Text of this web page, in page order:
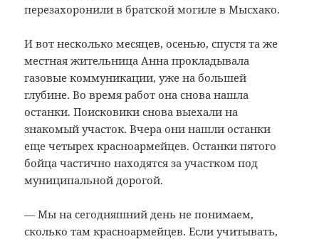
перезахоронили в братской могиле в Мысхако.
И вот несколько месяцев, осенью, спустя та же
местная жительница Анна прокладывала
газовые коммуникации, уже на большей
глубине. Во время работ она снова нашла
останки. Поисковики снова выехали на
знакомый участок. Вчера они нашли останки
еще четырех красноармейцев. Останки пятого
бойца частично находятся за участком под
муниципальной дорогой.
— Мы на сегодняшний день не понимаем,
сколько там красноармейцев. Если учитывать,